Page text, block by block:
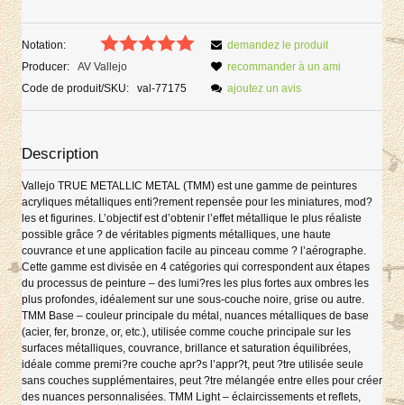
Notation:
Producer:
AV Vallejo
Code de produit/SKU:
val-77175
demandez le produit
recommander à un ami
ajoutez un avis
Description
Vallejo TRUE METALLIC METAL (TMM) est une gamme de peintures
acryliques métalliques enti?rement repensée pour les miniatures, mod?
les et figurines. L’objectif est d’obtenir l’effet métallique le plus réaliste
possible grâce ? de véritables pigments métalliques, une haute
couvrance et une application facile au pinceau comme ? l’aérographe.
Cette gamme est divisée en 4 catégories qui correspondent aux étapes
du processus de peinture – des lumi?res les plus fortes aux ombres les
plus profondes, idéalement sur une sous-couche noire, grise ou autre.
TMM Base – couleur principale du métal, nuances métalliques de base
(acier, fer, bronze, or, etc.), utilisée comme couche principale sur les
surfaces métalliques, couvrance, brillance et saturation équilibrées,
idéale comme premi?re couche apr?s l’appr?t, peut ?tre utilisée seule
sans couches supplémentaires, peut ?tre mélangée entre elles pour créer
des nuances personnalisées. TMM Light – éclaircissements et reflets,